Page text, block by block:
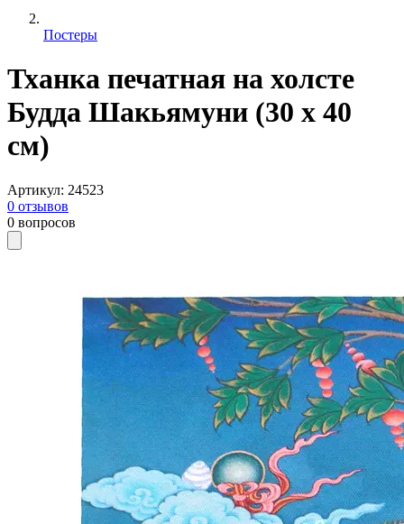
Постеры
Тханка печатная на холсте
Будда Шакьямуни (30 х 40
см)
Артикул: 24523
0 отзывов
0 вопросов